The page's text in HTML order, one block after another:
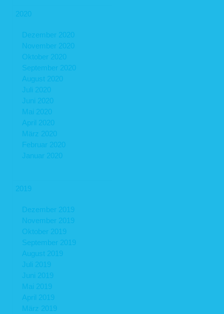
2020
Dezember 2020
November 2020
Oktober 2020
September 2020
August 2020
Juli 2020
Juni 2020
Mai 2020
April 2020
März 2020
Februar 2020
Januar 2020
2019
Dezember 2019
November 2019
Oktober 2019
September 2019
August 2019
Juli 2019
Juni 2019
Mai 2019
April 2019
März 2019